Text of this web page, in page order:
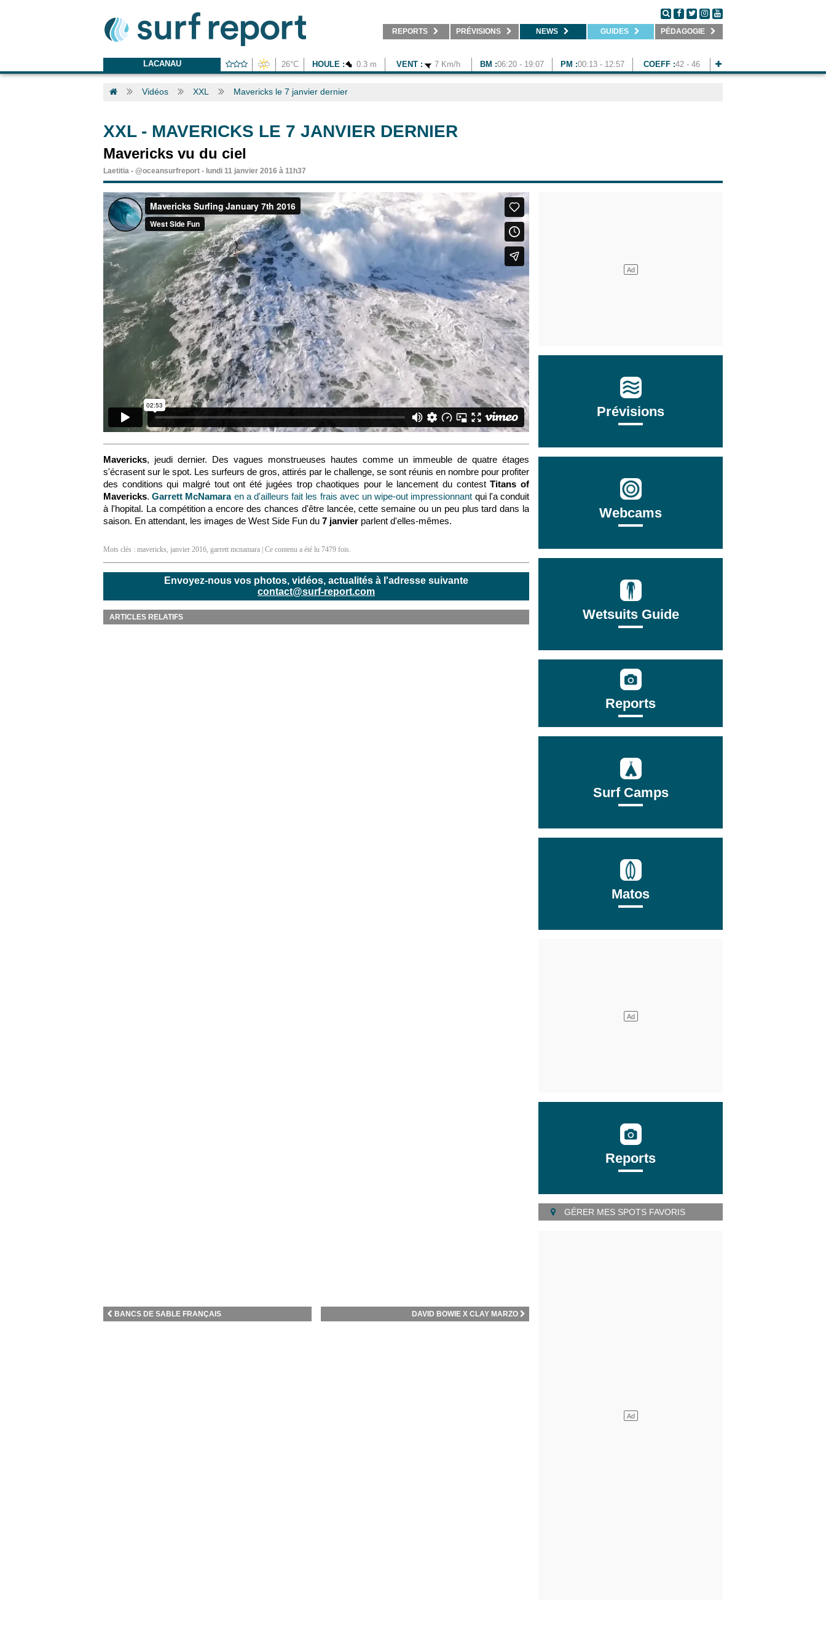
REPORTS PRÉVISIONS NEWS GUIDES PÉDAGOGIE
LACANAU 26°C HOULE : 0.3 m VENT : 7 Km/h BM :06:20 - 19:07 PM :00:13 - 12:57 COEFF :42 - 46
Vidéos XXL Mavericks le 7 janvier dernier
XXL- MAVERICKS LE 7 JANVIER DERNIER
Mavericks vu du ciel
Laetitia - @oceansurfreport - lundi 11 janvier 2016 à 11h37
Mavericks, jeudi dernier. Des vagues monstrueuses hautes comme un immeuble de quatre étages
s'écrasent sur le spot. Les surfeurs de gros, attirés par le challenge, se sont réunis en nombre pour profiter
des conditions qui malgré tout ont été jugées trop chaotiques pour le lancement du contestTitans of
Mavericks.Garrett McNamaraen a d'ailleurs fait les frais avec un wipe-out impressionnant qui l'a conduit
à l'hopital. La compétition a encore des chances d'être lancée, cette semaine ou un peu plus tard dans la
saison. En attendant, les images de West Side Fun du 7 janvier parlent d'elles-mêmes.
Mots clés : mavericks, janvier 2016, garrett mcnamara | Ce contenu a été lu 7479 fois.
Envoyez-nous vos photos, vidéos, actualités à l'adresse suivante
contact@surf-report.com
ARTICLES RELATIFS
DAVID BOWIE X CLAY MARZO
BANCS DE SABLE FRANÇAIS
Prévisions
Webcams
Wetsuits Guide
Reports
Surf Camps
Matos
Reports
GÉRER MES SPOTS FAVORIS